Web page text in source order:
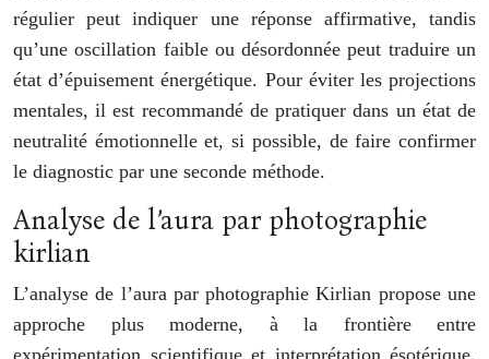
régulier peut indiquer une réponse affirmative, tandis
qu’une oscillation faible ou désordonnée peut traduire un
état d’épuisement énergétique. Pour éviter les projections
mentales, il est recommandé de pratiquer dans un état de
neutralité émotionnelle et, si possible, de faire confirmer
le diagnostic par une seconde méthode.
Analyse de l’aura par photographie
kirlian
L’analyse de l’aura par photographie Kirlian propose une
approche plus moderne, à la frontière entre
expérimentation scientifique et interprétation ésotérique.